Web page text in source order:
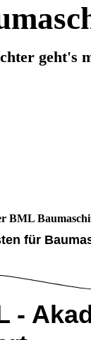
geht's
BML
für
-